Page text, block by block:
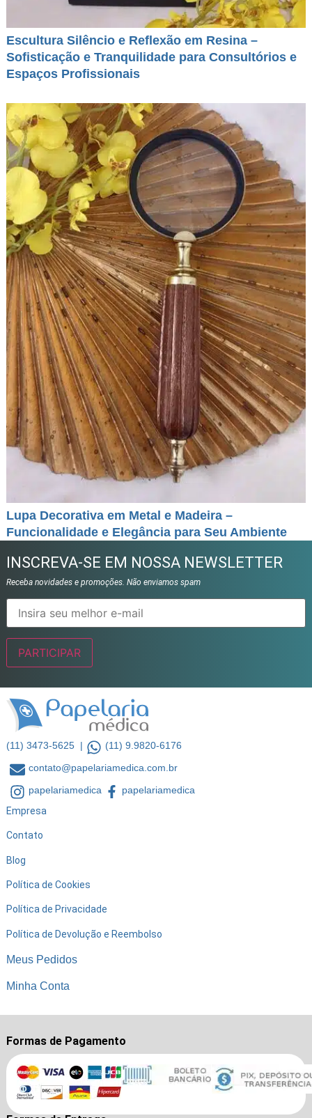
Escultura Silêncio e Reflexão em Resina –
Sofisticação e Tranquilidade para Consultórios e
Espaços Profissionais
Lupa Decorativa em Metal e Madeira –
Funcionalidade e Elegância para Seu Ambiente
INSCREVA-SE EM NOSSA NEWSLETTER
Receba novidades e promoções. Não enviamos spam
(11) 3473-5625 |
(11) 9.9820-6176
contato@papelariamedica.com.br
papelariamedica
papelariamedica
Empresa
Contato
Blog
Política de Cookies
Política de Privacidade
Política de Devolução e Reembolso
Meus Pedidos
Minha Conta
Formas de Pagamento